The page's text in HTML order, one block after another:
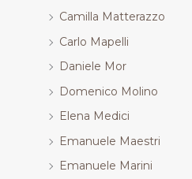
Camilla Matterazzo
Carlo Mapelli
Daniele Mor
Domenico Molino
Elena Medici
Emanuele Maestri
Emanuele Marini